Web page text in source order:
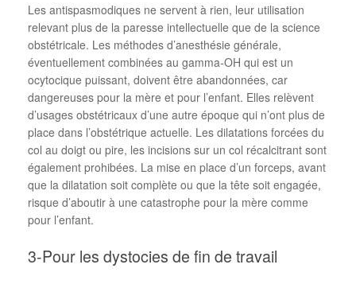
Les antispasmodiques ne servent à rien, leur utilisation
relevant plus de la paresse intellectuelle que de la science
obstétricale. Les méthodes d’anesthésie générale,
éventuellement combinées au gamma-OH qui est un
ocytocique puissant, doivent être abandonnées, car
dangereuses pour la mère et pour l’enfant. Elles relèvent
d’usages obstétricaux d’une autre époque qui n’ont plus de
place dans l’obstétrique actuelle. Les dilatations forcées du
col au doigt ou pire, les incisions sur un col récalcitrant sont
également prohibées. La mise en place d’un forceps, avant
que la dilatation soit complète ou que la tête soit engagée,
risque d’aboutir à une catastrophe pour la mère comme
pour l’enfant.
3-Pour les dystocies de fin de travail